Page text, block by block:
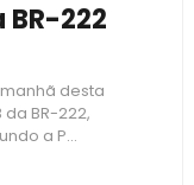
222
desta
BR-222,
a P...